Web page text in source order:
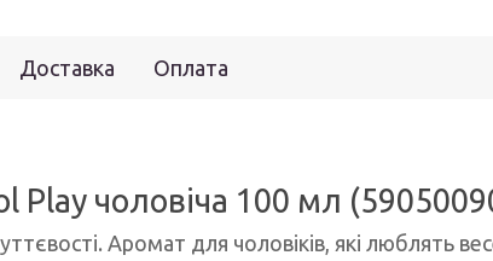
Доставка Оплата
Play чоловіча 100 мл
Аромат для чоловіків, які люблять